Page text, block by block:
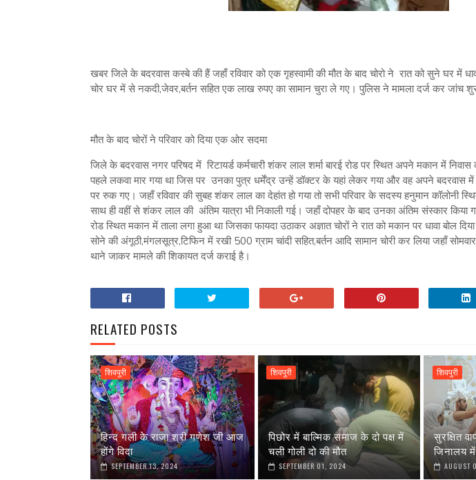
खबर जिले के बदरवास कस्बे की हैं जहाँ रविवार को एक गृहस्वामी की मौत के बाद चोरो ने रात को सुने घर में
चोर घर में से नकदी,जेवर,बर्तन सहित एक लाख रुपए का सामान चुरा ले गए। पुलिस ने मामला दर्ज कर जांच
मौत के बाद चोरों ने परिवार को दिया एक ओर सदमा
जिले के बदरवास नगर परिषद में रिटायर्ड कर्मचारी शंकर लाल शर्मा बारई रोड पर स्थित अपने मकान में
पहले लकवा मार गया था जिस पर उनका पुत्र धर्मेंद्र उन्हें डॉक्टर के यहां लेकर गया और वह अपने बदरवास में
पर रुक गए। जहाँ रविवार की सुबह शंकर लाल का देहांत हो गया तो सभी परिवार के सदस्य हनुमान कॉलोनी
साथ ही वहीं से शंकर लाल की अंतिम यात्रा भी निकाली गई। जहाँ दोपहर के बाद उनका अंतिम संस्कार
रोड स्थित मकान में ताला लगा हुआ था जिसका फायदा उठाकर अज्ञात चोरों ने रात को मकान पर धावा बोल
सोने की अंगूठी,मंगलसूत्र,टिफिन में रखी 500 ग्राम चांदी सहित,बर्तन आदि सामान चोरी कर लिया जहाँ
थाने जाकर मामले की शिकायत दर्ज कराई है।
RELATED POSTS
शिवपुरी
हिन्द गली के राजा श्री गणेश जी आज
होंगे विदा
SEPTEMBER 13, 2024
शिवपुरी
पिछोर में बाल्मिक समाज के दो पक्ष में
चली गोली दो की मौत
SEPTEMBER 01, 2024
शिवपुरी
सुरक्षित
जिनालय में
AUGUST